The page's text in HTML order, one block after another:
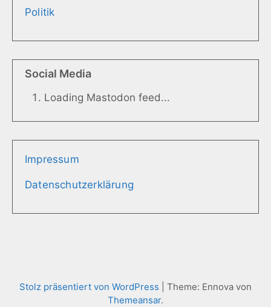
Politik
Social Media
Loading Mastodon feed...
Impressum
Datenschutzerklärung
Stolz präsentiert von WordPress
Theme: Ennova von
Themeansar.